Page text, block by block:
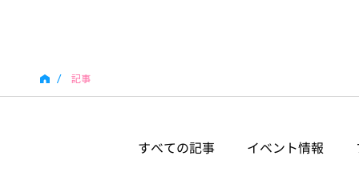
/ 記事
すべての記事 イベント情報